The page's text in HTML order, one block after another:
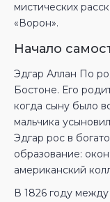
мистических
«Ворон».
Начало
Эдгар Аллан По
Бостоне. Его
когда сыну было
мальчика
Эдгар рос в
образование:
американский
В 1826 году